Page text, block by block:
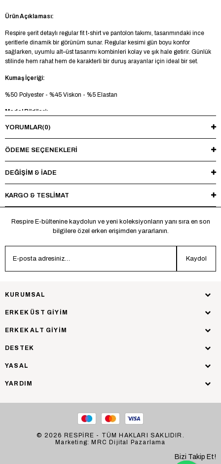
Ürün Açıklaması:
Respire şerit detaylı regular fit t-shirt ve pantolon takımı, tasarımındaki ince
şeritlerle dinamik bir görünüm sunar. Regular kesimi gün boyu konfor
sağlarken, uyumlu alt–üst tasarımı kombinleri kolay ve şık hale getirir. Günlük
stilinde hem rahat hem de karakterli bir duruş arayanlar için ideal bir set.
Kumaş İçeriği:
%50 Polyester - %45 Viskon - %5 Elastan
Model Bilgileri:
Boy 185 cm - Kilo 83 kg - Manken üzerinde L beden mevcuttur.
Yıkama Talimatı:
Maksimum 30°C’de tersten yıkayınız, ağartıcı ve kurutucu kullanmayınız.
Ütüleme sırasında baskı ve nakışlı bölgelere doğrudan ısı uygulamaktan
*Made in Türkiye
YORUMLAR(0)
ÖDEME SEÇENEKLERI
DEĞİŞİM & İADE
KARGO & TESLİMAT
Respire E-bültenine kaydolun ve yeni koleksiyonların yanı sıra en son
bilgilere özel erken erişimden yararlanın.
Kaydol
KURUMSAL
ERKEK ÜST GİYİM
ERKEK ALT GİYİM
DESTEK
YASAL
YARDIM
© 2026 RESPİRE - TÜM HAKLARI SAKLIDIR.
Marketing: MRC Dijital Pazarlama
Bizi Takip Et!